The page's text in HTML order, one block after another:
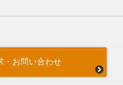
・お問い合わせ